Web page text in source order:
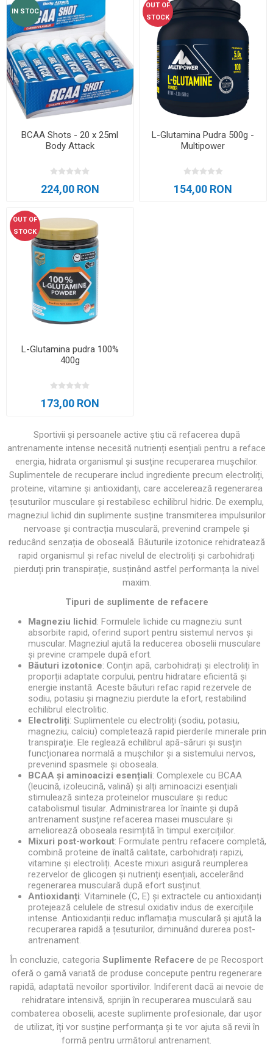
Sportivii și persoanele active știu că refacerea după
antrenamente intense necesită nutrienți esențiali pentru a reface
energia, hidrata organismul și susține recuperarea mușchilor.
Suplimentele de recuperare includ ingrediente precum electroliți,
proteine, vitamine și antioxidanți, care accelerează regenerarea
țesuturilor musculare și restabilesc echilibrul hidric. De exemplu,
magneziul lichid din suplimente susține transmiterea impulsurilor
nervoase și contracția musculară, prevenind crampele și
reducând senzația de oboseală. Băuturile izotonice rehidratează
rapid organismul și refac nivelul de electroliți și carbohidrați
pierduți prin transpirație, susținând astfel performanța la nivel
maxim.
Tipuri de suplimente de refacere
Magneziu lichid: Formulele lichide cu magneziu sunt
absorbite rapid, oferind suport pentru sistemul nervos și
muscular. Magneziul ajută la reducerea oboselii musculare
și previne crampele după efort.
Băuturi izotonice: Conțin apă, carbohidrați și electroliți în
proporții adaptate corpului, pentru hidratare eficientă și
energie instantă. Aceste băuturi refac rapid rezervele de
sodiu, potasiu și magneziu pierdute la efort, restabilind
echilibrul electrolitic.
Electroliți: Suplimentele cu electroliți (sodiu, potasiu,
magneziu, calciu) completează rapid pierderile minerale prin
transpirație. Ele reglează echilibrul apă-săruri și susțin
funcționarea normală a mușchilor și a sistemului nervos,
prevenind spasmele și oboseala.
BCAA și aminoacizi esențiali: Complexele cu BCAA
(leucină, izoleucină, valină) și alți aminoacizi esențiali
stimulează sinteza proteinelor musculare și reduc
catabolismul tisular. Administrarea lor înainte și după
antrenament susține refacerea masei musculare și
ameliorează oboseala resimțită în timpul exercițiilor.
Mixuri post-workout: Formulate pentru refacere completă,
combină proteine de înaltă calitate, carbohidrați rapizi,
vitamine și electroliți. Aceste mixuri asigură reumplerea
rezervelor de glicogen și nutrienți esențiali, accelerând
regenerarea musculară după efort susținut.
Antioxidanți: Vitaminele (C, E) și extractele cu antioxidanți
protejează celulele de stresul oxidativ indus de exercițiile
intense. Antioxidanții reduc inflamația musculară și ajută la
recuperarea rapidă a țesuturilor, diminuând durerea post-
antrenament.
În concluzie, categoria Suplimente Refacere de pe Recosport
oferă o gamă variată de produse concepute pentru regenerare
rapidă, adaptată nevoilor sportivilor. Indiferent dacă ai nevoie de
rehidratare intensivă, sprijin în recuperarea musculară sau
combaterea oboselii, aceste suplimente profesionale, dar ușor
de utilizat, îți vor susține performanța și te vor ajuta să revii în
formă pentru următorul antrenament.
IN STOC
BCAA Shots - 20 x 25ml
Body Attack
224,00 RON
OUT OF
STOCK
L-Glutamina Pudra 500g -
Multipower
154,00 RON
OUT OF
STOCK
L-Glutamina pudra 100%
400g
173,00 RON